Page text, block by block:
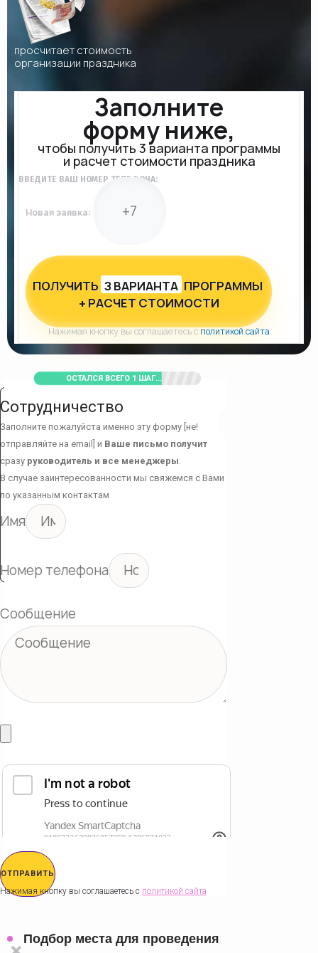
просчитает стоимость
организации праздника
Заполните
форму ниже,
чтобы получить 3 варианта программы
и расчет стоимости праздника
ВВЕДИТЕ ВАШ НОМЕР ТЕЛЕФОНА:
Новая заявка:
ПОЛУЧИТЬ З ВАРИАНТА ПРОГРАММЫ
+ РАСЧЕТ СТОИМОСТИ
Нажимая кнопку вы соглашаетесь сполитикой сайта
ОСТАЛСЯ ВСЕГО 1 ШАГ...
Сотрудничество
Заполните пожалуйста именно эту форму [не!
отправляйте на email] и Ваше письмо получит
сразу руководитель и все менеджеры.
В случае заинтересованности мы свяжемся с Вами
по указанным контактам
Имя
Номер телефона
Сообщение
ОТПРАВИТЬ
Нажимая кнопку вы соглашаетесь с политикой сайта
Подбор места для проведения